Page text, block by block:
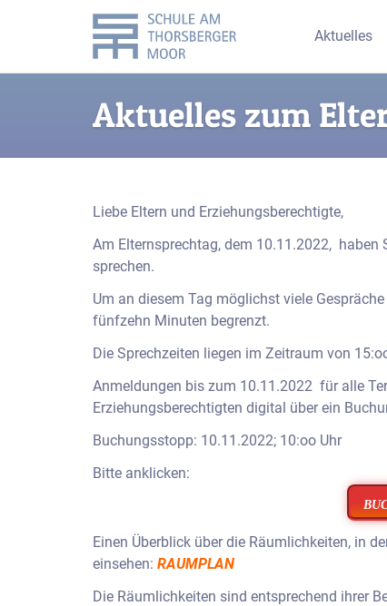
Aktuelles
Aktuelles zum
Liebe Eltern und Erziehungsberechtigte,
Am Elternsprechtag, dem 10.11.2022, haben
sprechen.
Um an diesem Tag möglichst viele
fünfzehn Minuten begrenzt.
Die Sprechzeiten liegen im Zeitraum von
Anmeldungen bis zum 10.11.2022 für alle
Erziehungsberechtigten digital über ein
Buchungsstopp: 10.11.2022; 10:oo Uhr
Bitte anklicken:
Einen Überblick über die Räumlichkeiten, in
einsehen: RAUMPLAN
Die Räumlichkeiten sind entsprechend ihrer